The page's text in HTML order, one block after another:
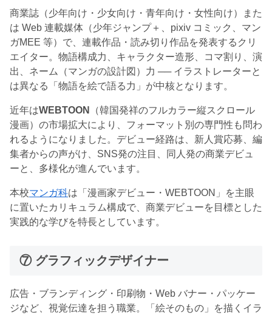
商業誌（少年向け・少女向け・青年向け・女性向け）また
は Web 連載媒体（少年ジャンプ＋、pixiv コミック、マン
ガMEE 等）で、連載作品・読み切り作品を発表するクリ
エイター。物語構成力、キャラクター造形、コマ割り、演
出、ネーム（マンガの設計図）力 ── イラストレーターと
は異なる「物語を絵で語る力」が中核となります。
近年はWEBTOON
（韓国発祥のフルカラー縦スクロール
漫画）の市場拡大により、フォーマット別の専門性も問わ
れるようになりました。デビュー経路は、新人賞応募、編
集者からの声がけ、SNS発の注目、同人発の商業デビュ
ーと、多様化が進んでいます。
本校マンガ科は「漫画家デビュー・WEBTOON」を主眼
に置いたカリキュラム構成で、商業デビューを目標とした
実践的な学びを特長としています。
⑦ グラフィックデザイナー
広告・ブランディング・印刷物・Web バナー・パッケー
ジなど、視覚伝達を担う職業。「絵そのもの」を描くイラ